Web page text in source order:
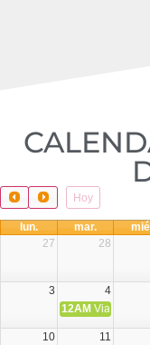
Hoy
lun. mar.
27
28
3 4
12AM Viaje
10 11